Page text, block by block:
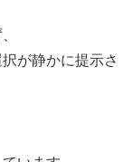
が静かに提示さ